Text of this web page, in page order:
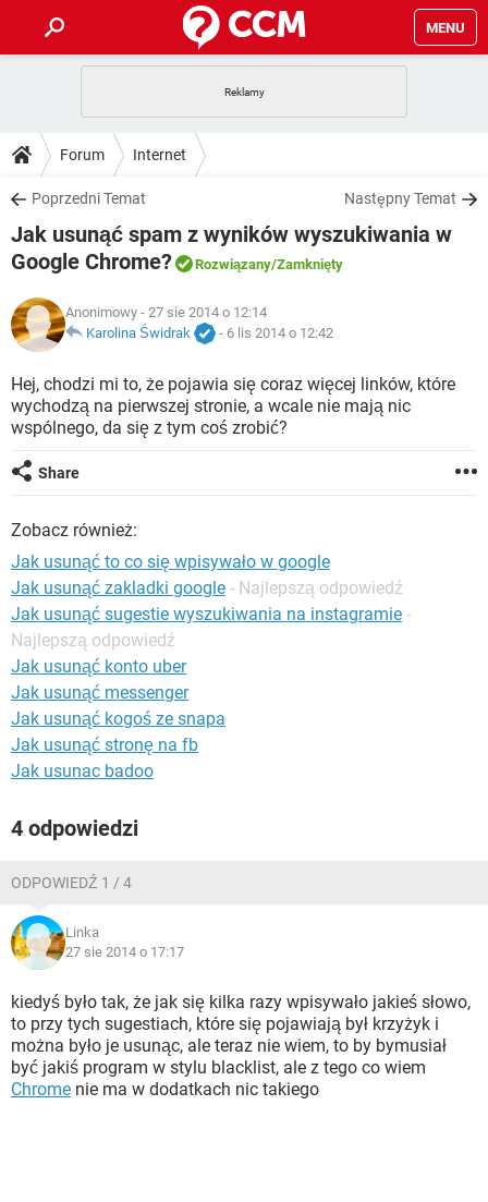
MENU
GRY
SPOTIFY
INSTAGRAM FACEBOOK
WINDOWS 10
PORADY
PlayStation
SPOTIFY
WINDOWS 10
DO POBRANIA
ANDROID TIKTOK
GRY WHATSAPP
IOS NETFLIX
INSTAGRAM
WINDOWS 10
FORUM
GRY WHATSAPP
INSTAGRAM FACEBOOK
WINDOWS 10
ARTYKUŁY
COVID-19
GRY WHATSAPP
SPOTIFY NETFLIX
INSTAGRAM
Forum Internet
Poprzedni Temat Następny Temat
Jak usunąć spam z wyników wyszukiwania w
Google Chrome?
Rozwiązany/Zamknięty
Anonimowy - 27 sie 2014 o 12:14
Karolina Świdrak
- 6 lis 2014 o 12:42
Hej, chodzi mi to, że pojawia się coraz więcej linków, które
wychodzą na pierwszej stronie, a wcale nie mają nic
wspólnego, da się z tym coś zrobić?
Share
Zobacz również:
Jak usunąć to co się wpisywało w google
Jak usunąć zakladki google - Najlepszą odpowiedź
Jak usunąć sugestie wyszukiwania na instagramie -
Najlepszą odpowiedź
Jak usunąć konto uber
Jak usunąć messenger
Jak usunąć kogoś ze snapa
Jak usunąć stronę na fb
Jak usunac badoo
4 odpowiedzi
ODPOWIEDŹ 1 / 4
Linka
27 sie 2014 o 17:17
kiedyś było tak, że jak się kilka razy wpisywało jakieś słowo,
to przy tych sugestiach, które się pojawiają był krzyżyk i
można było je usunąc, ale teraz nie wiem, to by bymusiał
być jakiś program w stylu blacklist, ale z tego co wiem
Chrome nie ma w dodatkach nic takiego